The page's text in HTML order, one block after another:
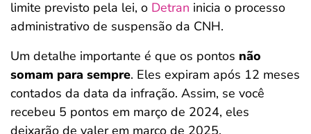
limite previsto pela lei, o Detran inicia o processo
administrativo de suspensão da CNH.
Um detalhe importante é que os pontos não
somam para sempre. Eles expiram após 12 meses
contados da data da infração. Assim, se você
recebeu 5 pontos em março de 2024, eles
deixarão de valer em março de 2025.